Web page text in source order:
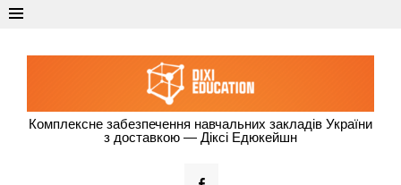
Dixi Education —
оснащення
Комплексне забезпечення навчальних закладів України
з доставкою — Діксі Едюкейшн